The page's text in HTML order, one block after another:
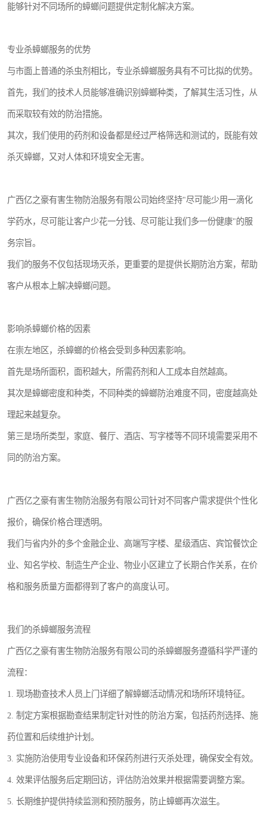
能够针对不同场所的蟑螂问题提供定制化解决方案。
专业杀蟑螂服务的优势
与市面上普通的杀虫剂相比，专业杀蟑螂服务具有不可比拟的优势。
首先，我们的技术人员能够准确识别蟑螂种类，了解其生活习性，从
而采取较有效的防治措施。
其次，我们使用的药剂和设备都是经过严格筛选和测试的，既能有效
杀灭蟑螂，又对人体和环境安全无害。
广西亿之豪有害生物防治服务有限公司始终坚持"尽可能少用一滴化
学药水，尽可能让客户少花一分钱、尽可能让我们多一份健康"的服
务宗旨。
我们的服务不仅包括现场灭杀，更重要的是提供长期防治方案，帮助
客户从根本上解决蟑螂问题。
影响杀蟑螂价格的因素
在崇左地区，杀蟑螂的价格会受到多种因素影响。
首先是场所面积，面积越大，所需药剂和人工成本自然越高。
其次是蟑螂密度和种类，不同种类的蟑螂防治难度不同，密度越高处
理起来越复杂。
第三是场所类型，家庭、餐厅、酒店、写字楼等不同环境需要采用不
同的防治方案。
广西亿之豪有害生物防治服务有限公司针对不同客户需求提供个性化
报价，确保价格合理透明。
我们与省内外的多个金融企业、高端写字楼、星级酒店、宾馆餐饮企
业、知名学校、制造生产企业、物业小区建立了长期合作关系，在价
格和服务质量方面都得到了客户的高度认可。
我们的杀蟑螂服务流程
广西亿之豪有害生物防治服务有限公司的杀蟑螂服务遵循科学严谨的
流程：
1. 现场勘查技术人员上门详细了解蟑螂活动情况和场所环境特征。
2. 制定方案根据勘查结果制定针对性的防治方案，包括药剂选择、施
药位置和后续维护计划。
3. 实施防治使用专业设备和环保药剂进行灭杀处理，确保安全有效。
4. 效果评估服务后定期回访，评估防治效果并根据需要调整方案。
5. 长期维护提供持续监测和预防服务，防止蟑螂再次滋生。